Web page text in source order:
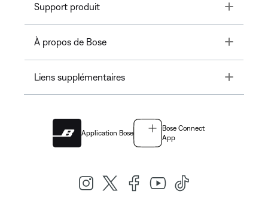
Support produit Toggle
À propos de Bose Toggle
Liens supplémentaires Toggle
Application Bose
Bose Connect
App